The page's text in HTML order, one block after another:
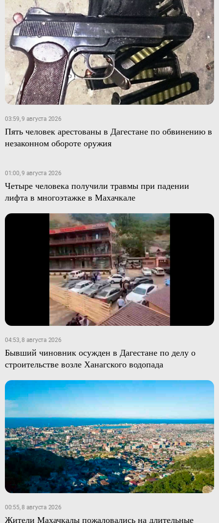
03:59, 9 августа 2026
Пять человек арестованы в Дагестане по обвинению в
незаконном обороте оружия
01:00, 9 августа 2026
Четыре человека получили травмы при падении
лифта в многоэтажке в Махачкале
04:53, 8 августа 2026
Бывший чиновник осужден в Дагестане по делу о
строительстве возле Ханагского водопада
00:55, 8 августа 2026
Жители Махачкалы пожаловались на длительные